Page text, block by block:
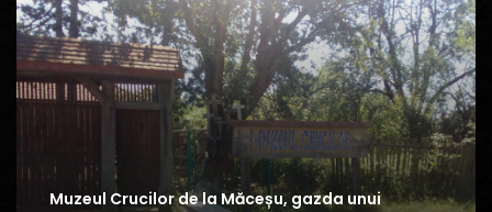
Muzeul Crucilor de la Măceșu, gazda unui